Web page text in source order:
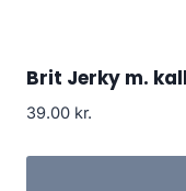
Brit Jerky m.
39.00 kr.